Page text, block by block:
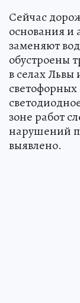
Сейчас
основания и
заменяют
обустроены
в селах Львы
зоне работ
нарушений
выявлено.